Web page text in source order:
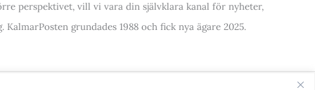
perspektivet, vill vi vara din självklara kanal för nyheter,
KalmarPosten grundades 1988 och fick nya ägare 2025.